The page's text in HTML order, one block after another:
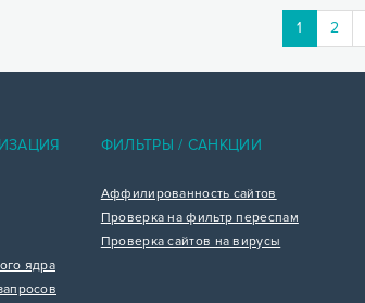
1 2
ядра
ФИЛЬТРЫ / САНКЦИИ
Аффилированность сайтов
Проверка на фильтр переспам
Проверка сайтов на вирусы